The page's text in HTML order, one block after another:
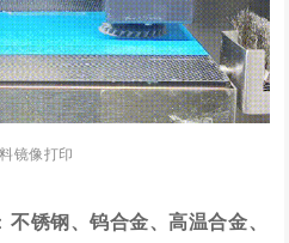
镜像打印
不锈钢、钨合金、高温合金、